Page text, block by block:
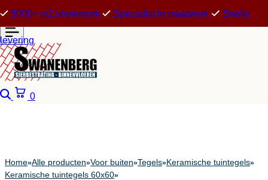
5000+ m2 showroom Specialist in maatwerk Snelle
levering
Zoeken
0
Home»Alle producten»Voor buiten»Tegels»Keramische tuintegels»
Keramische tuintegels 60x60»